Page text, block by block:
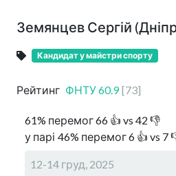
Земянцев Сергій
Кандидат у майстри спорту
Рейтинг ФНТУ60.9 [73]
61% перемог66 👍 vs 42 👎
у парі 46% перемог6 👍 vs 7
12-14 груд, 2025